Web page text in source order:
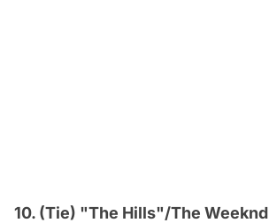
10. (Tie) "The Hills"/The Weeknd